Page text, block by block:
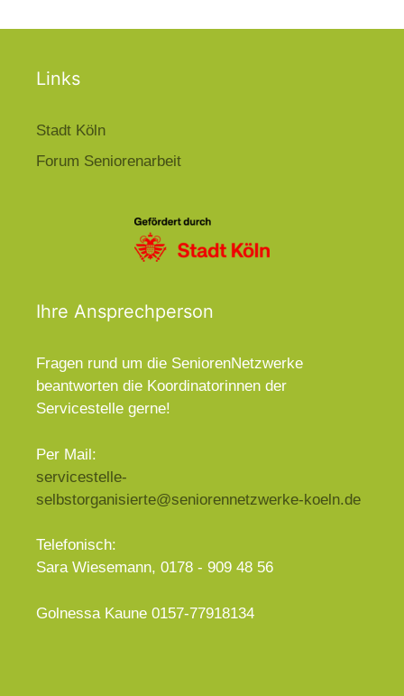
Links
Stadt Köln
Forum Seniorenarbeit
Ihre Ansprechperson
Fragen rund um die SeniorenNetzwerke
beantworten die Koordinatorinnen der
Servicestelle gerne!
Per Mail:
servicestelle-
selbstorganisierte@seniorennetzwerke-koeln.de
Telefonisch:
Sara Wiesemann, 0178 - 909 48 56
Golnessa Kaune 0157-77918134